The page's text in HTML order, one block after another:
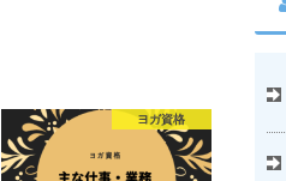
ヨガ資格